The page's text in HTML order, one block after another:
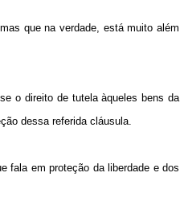
que na verdade, está muito além
o direito de tutela àqueles bens da
dessa referida cláusula.
fala em proteção da liberdade e dos